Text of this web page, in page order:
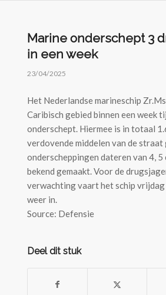
Marine onderschept 3
in een week
23/04/2025
Het Nederlandse marineschip
Caribisch gebied binnen een week
onderschept. Hiermee is in totaal
verdovende middelen van de straat
onderscheppingen dateren van 4, 5
bekend gemaakt. Voor de
verwachting vaart het schip vrijdag
weer in.
Source: Defensie
Deel dit stuk